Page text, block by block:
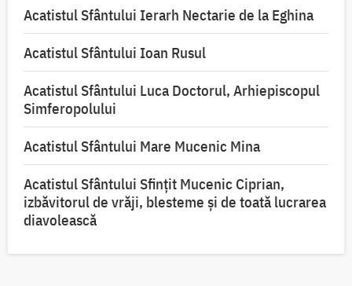
Acatistul Sfântului Ierarh Nectarie de la Eghina
Acatistul Sfântului Ioan Rusul
Acatistul Sfântului Luca Doctorul, Arhiepiscopul
Simferopolului
Acatistul Sfântului Mare Mucenic Mina
Acatistul Sfântului Sfințit Mucenic Ciprian,
izbăvitorul de vrăji, blesteme și de toată lucrarea
diavolească